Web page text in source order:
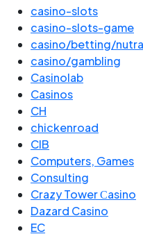
casino-slots
casino-slots-game
casino/betting/nutra
casino/gambling
Casinolab
Casinos
CH
chickenroad
CIB
Computers, Games
Consulting
Crazy Tower Сasino
Dazard Casino
EC